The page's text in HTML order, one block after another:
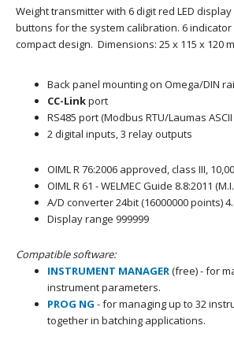
Weight transmitter with 6 digit red LED display
buttons for the system calibration. 6 indicator
compact design. Dimensions: 25 x 115 x 120
Back panel mounting on Omega/DIN
CC-Linkport
RS485 port (Modbus RTU/Laumas
2 digital inputs, 3 relay outputs
OIML R 76:2006 approved, class III,
OIML R 61 - WELMEC Guide 8.8:2011
A/D converter 24bit (16000000 points)
Display range 999999
Compatible software:
INSTRUMENT MANAGER(free) - for
instrument parameters.
PROG NG - for managing up to 32
together in batching applications.